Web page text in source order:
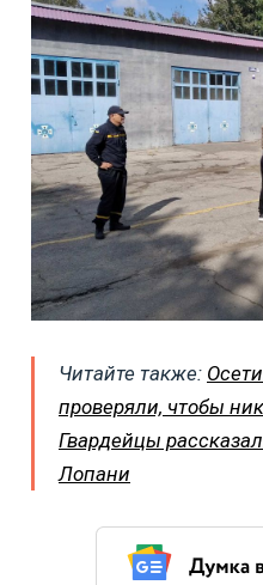
Читайте также:
проверяли, чтобы
Гвардейцы
Лопани